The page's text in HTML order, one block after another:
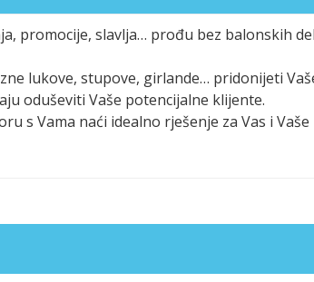
promocije, slavlja… prođu bez balonskih
lukove, stupove, girlande… pridonijeti
oduševiti Vaše potencijalne klijente.
s Vama naći idealno rješenje za Vas i